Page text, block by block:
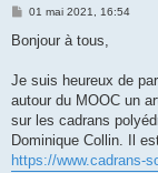
M
s
g
01 mai 2021, 16:54
Bonjour à tous,
Je suis heureux de
autour du MOOC un
sur les cadrans
Dominique Collin. Il
https://www.cadrans-